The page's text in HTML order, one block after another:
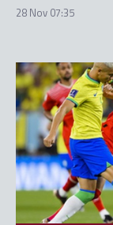
28 Nov 07:35